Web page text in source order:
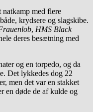
med flere
krydsere og slagskibe.
, HMS Black
deres besætning med
og en torpedo, og da
Det lykkedes dog 22
men det var en stakket
en døde de af kulde og